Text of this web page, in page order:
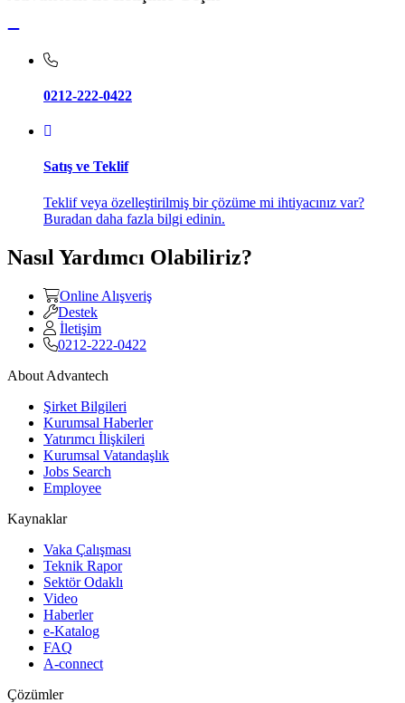
0212-222-0422
Satış ve Teklif
Teklif veya özelleştirilmiş bir çözüme mi ihtiyacınız var?
Buradan daha fazla bilgi edinin.
Nasıl Yardımcı Olabiliriz?
Online Alışveriş
Destek
İletişim
0212-222-0422
About Advantech
Şirket Bilgileri
Kurumsal Haberler
Yatırımcı İlişkileri
Kurumsal Vatandaşlık
Jobs Search
Employee
Kaynaklar
Vaka Çalışması
Teknik Rapor
Sektör Odaklı
Video
Haberler
e-Katalog
FAQ
A-connect
Çözümler